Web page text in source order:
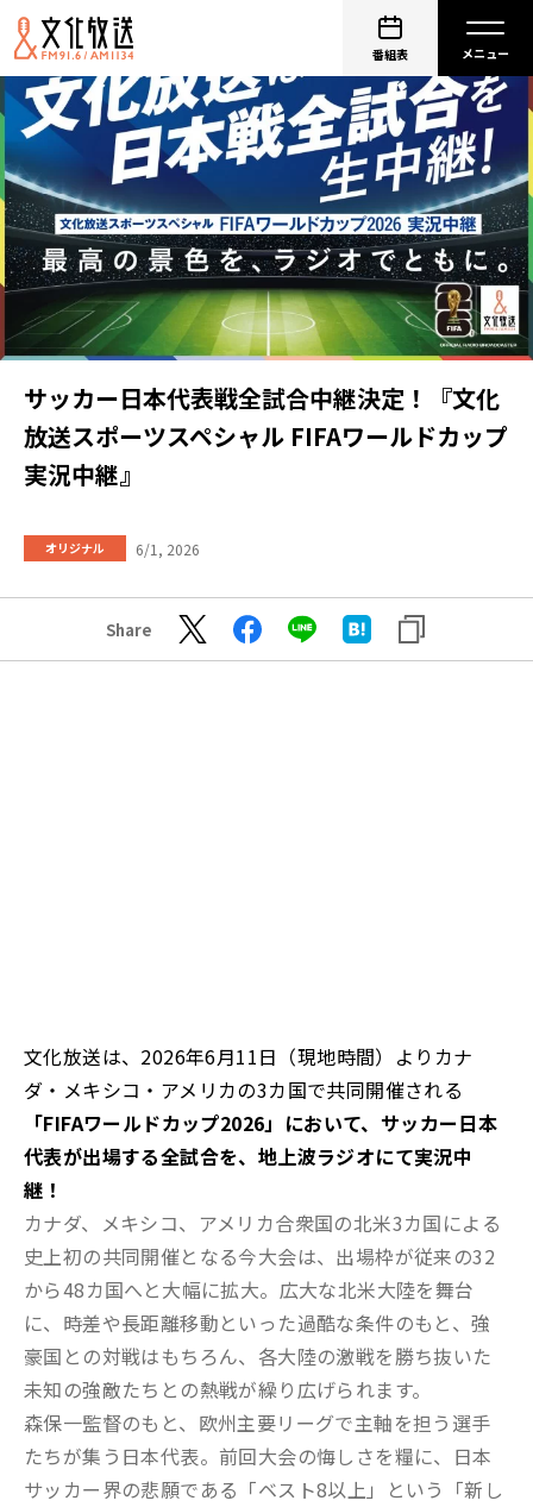
番組表
サッカー日本代表戦全試合中継決定！『文化
放送スポーツスペシャル FIFAワールドカップ
実況中継』
オリジナル 6/1, 2026
Share
文化放送は、2026年6月11日（現地時間）よりカナ
ダ・メキシコ・アメリカの3カ国で共同開催される
「FIFAワールドカップ2026」において、サッカー日本
代表が出場する全試合を、地上波ラジオにて実況中
継！
カナダ、メキシコ、アメリカ合衆国の北米3カ国による
史上初の共同開催となる今大会は、出場枠が従来の32
から48カ国へと大幅に拡大。広大な北米大陸を舞台
に、時差や長距離移動といった過酷な条件のもと、強
豪国との対戦はもちろん、各大陸の激戦を勝ち抜いた
未知の強敵たちとの熱戦が繰り広げられます。
森保一監督のもと、欧州主要リーグで主軸を担う選手
たちが集う日本代表。前回大会の悔しさを糧に、日本
サッカー界の悲願である「ベスト8以上」という「新し